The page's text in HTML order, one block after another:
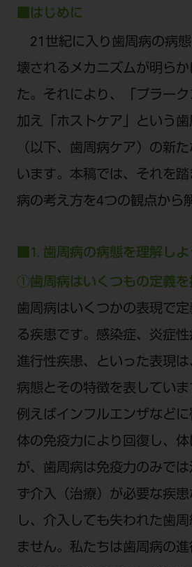
■はじめに
21世紀に入り歯周病の病
壊されるメカニズムが明ら
た。それにより、「プラー
加え「ホストケア」という
（以下、歯周病ケア）の新
います。本稿では、それを
病の考え方を4つの観点から
■1. 歯周病の病態を理解しよ
①歯周病はいくつもの定義を
歯周病はいくつかの表現で
る疾患です。感染症、炎症性
進行性疾患、といった表現
病態とその特徴を表していま
例えばインフルエンザなど
体の免疫力により回復し、体
が、歯周病は免疫力のみで
ず介入（治療）が必要な疾
し、介入しても失われた歯
ません。私たちは歯周病の
ビデオライブラリー
DMR（ディーエムアール）
特集
メールマガジンスマイル＋
ビバリーくんの歯科イラスト
モリタカレンダー
大阪
京都
広島
福岡
MDSC
MDSCについて
Digital Seminar
見学予約
メール
メールでのお問い合わせ
電 話 / 0800-222-8020 （
IP電話・ひかり電話は繋がら
す。
暇、年末年始を除く）
歯科医療従事者専用窓口とな
ディーラー様におかれまして
企業情報
個人情報保護方針 特定商取引に
推奨環境 サイトマップ